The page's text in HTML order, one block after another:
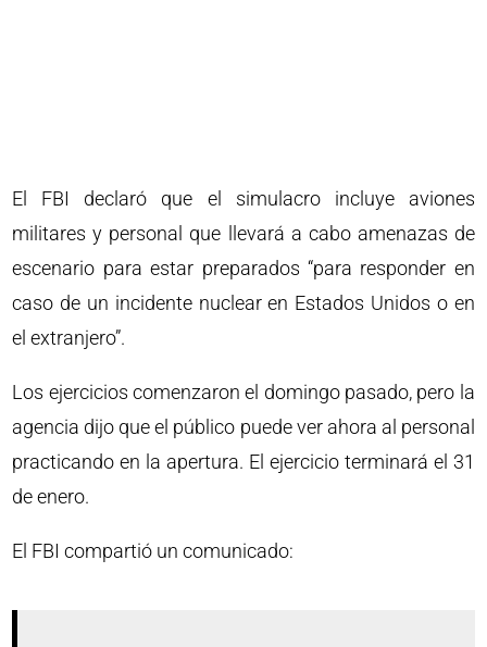
El FBI declaró que el simulacro incluye aviones
militares y personal que llevará a cabo amenazas de
escenario para estar preparados “para responder en
caso de un incidente nuclear en Estados Unidos o en
el extranjero”.
Los ejercicios comenzaron el domingo pasado, pero la
agencia dijo que el público puede ver ahora al personal
practicando en la apertura. El ejercicio terminará el 31
de enero.
El FBI compartió un comunicado: